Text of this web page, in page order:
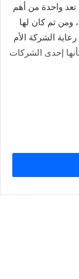
تعد واحدة من أهم
التجزئة التي تم تأسيسها في عام 1978م، ومن ثم كان لها
الشركة الأم
إحدى الشركات
المميز صامولي
في التقرير